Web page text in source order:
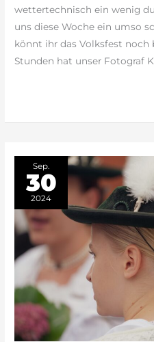
wettertechnisch ein wenig
uns diese Woche ein umso
könnt ihr das Volksfest noch
Stunden hat unser Fotograf
Lutzi
Sep.
30
2024